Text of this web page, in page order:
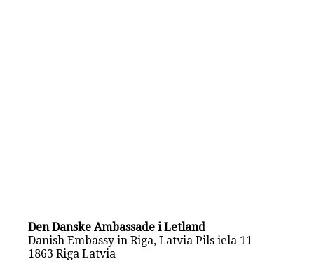
Den Danske Ambassade i Letland
Danish Embassy in Riga, Latvia Pils iela 11
1863 Riga Latvia